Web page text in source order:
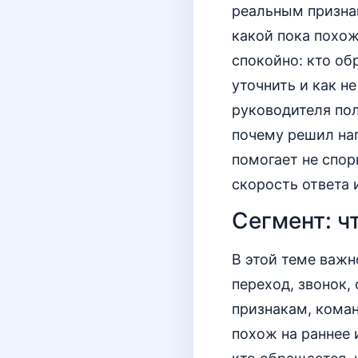
реальным
какой пока
спокойно: кто
уточнить и как
руководителя
почему решил
помогает не
скорость
Сегмент:
В этой теме
переход,
признакам,
похож на раннее